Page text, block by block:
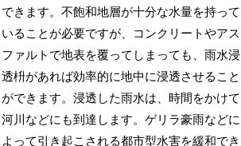
できます。不飽和地層が十分な水量を持って
いることが必要ですが、コンクリートやアス
ファルトで地表を覆ってしまっても、雨水浸
透枡があれば効率的に地中に浸透させること
ができます。浸透した雨水は、時間をかけて
河川などにも到達します。ゲリラ豪雨などに
よって引き起こされる都市型水害を緩和でき